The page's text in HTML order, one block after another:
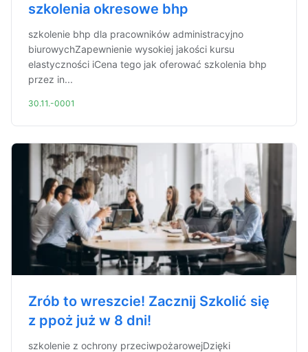
szkolenia okresowe bhp
szkolenie bhp dla pracowników administracyjno
biurowychZapewnienie wysokiej jakości kursu
elastyczności iCena tego jak oferować szkolenia bhp
przez in...
30.11.-0001
Zrób to wreszcie! Zacznij Szkolić się
z ppoż już w 8 dni!
szkolenie z ochrony przeciwpożarowejDzięki